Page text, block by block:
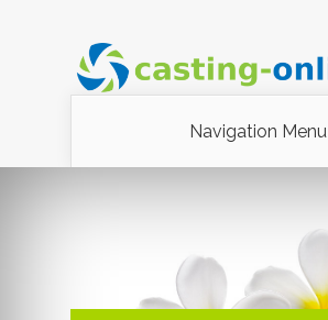
Navigation Menu